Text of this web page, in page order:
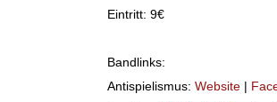
Eintritt: 9€
Bandlinks:
Antispielismus: Website |